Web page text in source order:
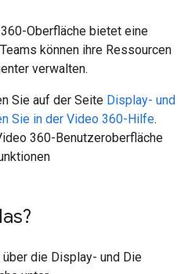
Oberfläche bietet eine
können ihre Ressourcen
verwalten.
Sie auf der Seite Display- und
Sie in der Video 360-Hilfe.
360-Benutzeroberfläche
die Display- und Die